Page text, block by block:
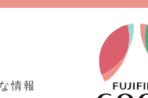
情報